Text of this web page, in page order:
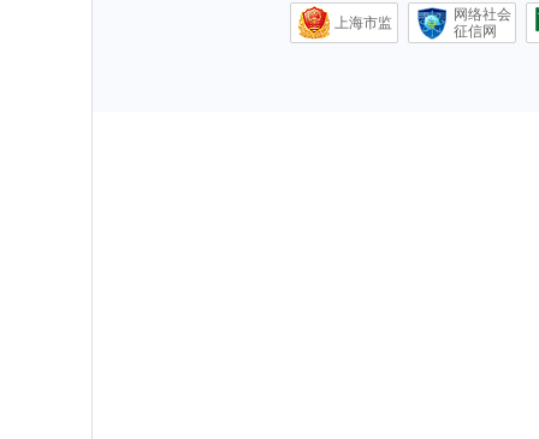
上海市监
网络社会
征信网